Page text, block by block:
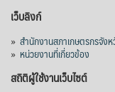
เว็บลิงก์
» สำนักงานสภาเกษตรกรจัง
» หน่วยงานที่เกี่ยวข้อง
สถิติผู้ใช้งานเว็บไซต์